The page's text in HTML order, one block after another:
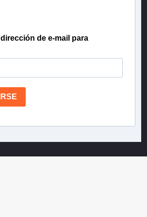
de e-mail para